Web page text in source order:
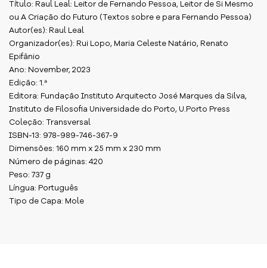
Título: Raul Leal: Leitor de Fernando Pessoa, Leitor de Si Mesmo
ou A Criação do Futuro (Textos sobre e para Fernando Pessoa)
Autor(es): Raul Leal
Organizador(es): Rui Lopo, Maria Celeste Natário, Renato
Epifânio
Ano: November, 2023
Edição: 1.ª
Editora: Fundação Instituto Arquitecto José Marques da Silva,
Instituto de Filosofia Universidade do Porto, U.Porto Press
Coleção: Transversal
ISBN-13: 978-989-746-367-9
Dimensões: 160 mm x 25 mm x 230 mm
Número de páginas: 420
Peso: 737 g
Língua: Português
Tipo de Capa: Mole